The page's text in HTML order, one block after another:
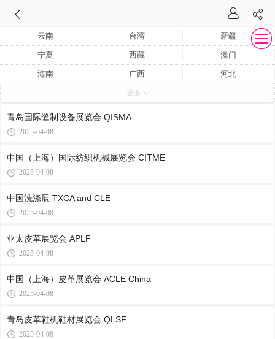
云南 台湾 新疆
宁夏 西藏 澳门
海南 广西 河北
云南
江苏 湖北
青岛
甘肃
上海
更多
青岛国际缝制设备展览会 QISMA
2025-04-08
中国（上海）国际纺织机械展览会 CITME
2025-04-08
中国洗涤展 TXCA and CLE
2025-04-08
亚太皮革展览会 APLF
2025-04-08
中国（上海）皮革展览会 ACLE China
2025-04-08
青岛皮革鞋机鞋材展览会 QLSF
2025-04-08